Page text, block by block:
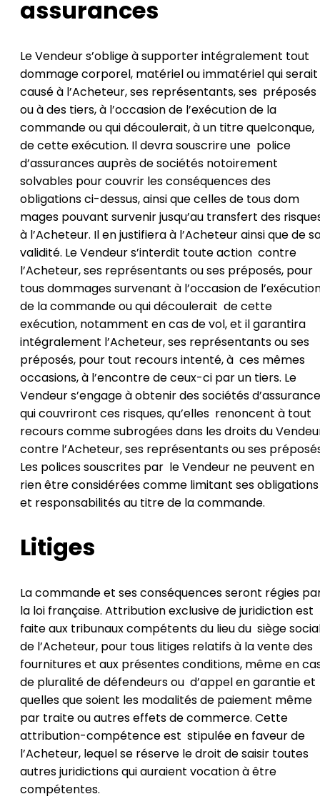
assurances
Le Vendeur s’oblige à supporter intégralement tout
dommage corporel, matériel ou immatériel qui serait
causé à l’Acheteur, ses représentants, ses préposés
ou à des tiers, à l’occasion de l’exécution de la
commande ou qui découlerait, à un titre quelconque,
de cette exécution. Il devra souscrire une police
d’assurances auprès de sociétés notoirement
solvables pour couvrir les conséquences des
obligations ci-dessus, ainsi que celles de tous dom
mages pouvant survenir jusqu’au transfert des
à l’Acheteur. Il en justifiera à l’Acheteur ainsi que de
validité. Le Vendeur s’interdit toute action contre
l’Acheteur, ses représentants ou ses préposés, pour
tous dommages survenant à l’occasion de
de la commande ou qui découlerait de cette
exécution, notamment en cas de vol, et il garantira
intégralement l’Acheteur, ses représentants ou ses
préposés, pour tout recours intenté, à ces mêmes
occasions, à l’encontre de ceux-ci par un tiers. Le
Vendeur s’engage à obtenir des sociétés
qui couvriront ces risques, qu’elles renoncent à tout
recours comme subrogées dans les droits du
contre l’Acheteur, ses représentants ou ses
Les polices souscrites par le Vendeur ne peuvent en
rien être considérées comme limitant ses obligations
et responsabilités au titre de la commande.
Litiges
La commande et ses conséquences seront régies
la loi française. Attribution exclusive de juridiction est
faite aux tribunaux compétents du lieu du siège
de l’Acheteur, pour tous litiges relatifs à la vente des
fournitures et aux présentes conditions, même en
de pluralité de défendeurs ou d’appel en garantie et
quelles que soient les modalités de paiement même
par traite ou autres effets de commerce. Cette
attribution-compétence est stipulée en faveur de
l’Acheteur, lequel se réserve le droit de saisir toutes
autres juridictions qui auraient vocation à être
compétentes.